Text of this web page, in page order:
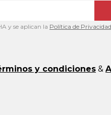
y se aplican la Política de Privacidad
y condiciones &